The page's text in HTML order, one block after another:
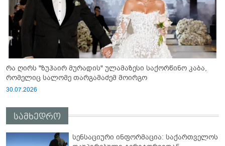
რა ღირს "ზუჰაირ მურადის" ულამაზესი საქორწინო კაბა,
რომელიც სალომე თარგამაძემ მოირგო
30.07.2026
სამხედრო
სენსაციური ინფორმაცია: საქართველოს